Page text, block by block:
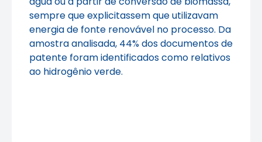
sempre que explicitassem que utilizavam
energia de fonte renovável no processo. Da
amostra analisada, 44% dos documentos de
patente foram identificados como relativos
ao hidrogênio verde.